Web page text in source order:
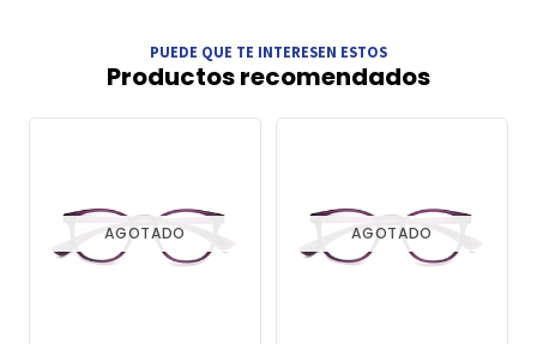
PUEDE QUE TE INTERESEN ESTOS
Productos recomendados
AGOTADO AGOTADO